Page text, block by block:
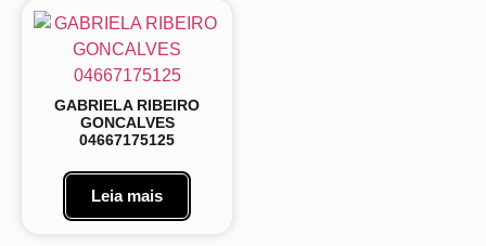
GABRIELA RIBEIRO
GONCALVES
04667175125
Leia mais